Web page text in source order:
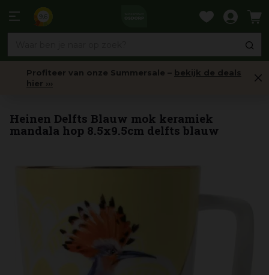
naar
Profiteer van onze Summersale – bekijk de deals
hier ›››
Heinen Delfts Blauw mok keramiek
mandala hop 8.5x9.5cm delfts blauw